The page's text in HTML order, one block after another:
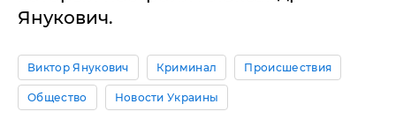
Янукович.
Виктор Янукович Криминал Происшествия
Общество Новости Украины